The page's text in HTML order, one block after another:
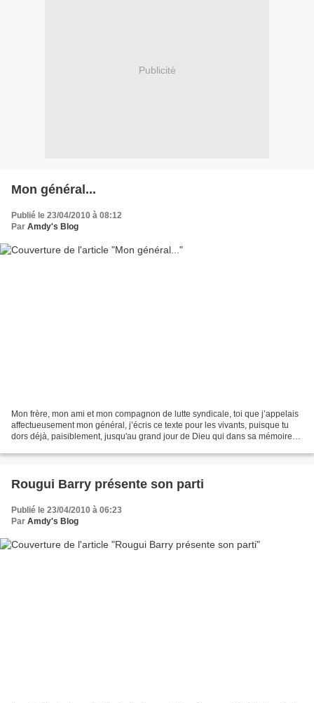
Publicité
Mon général...
Publié le 23/04/2010 à 08:12
Par Amdy's Blog
Mon frère, mon ami et mon compagnon de lutte syndicale, toi que j’appelais
affectueusement mon général, j’écris ce texte pour les vivants, puisque tu
dors déjà, paisiblement, jusqu'au grand jour de Dieu qui dans sa mémoire
Rougui Barry présente son parti
Publié le 23/04/2010 à 06:23
Par Amdy's Blog